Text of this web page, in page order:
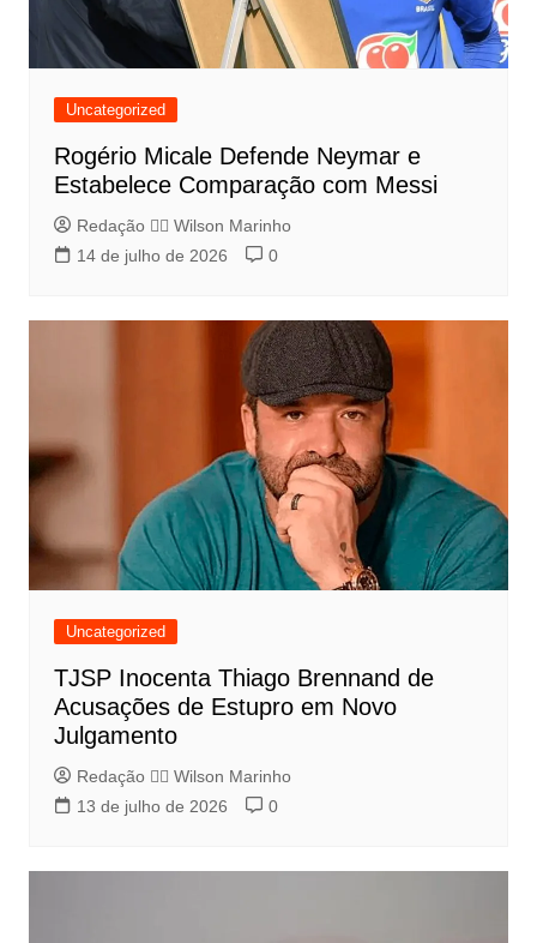
Uncategorized
Rogério Micale Defende Neymar e
Estabelece Comparação com Messi
Redação 👨‍⚖️​ Wilson Marinho
14 de julho de 2026
0
Uncategorized
TJSP Inocenta Thiago Brennand de
Acusações de Estupro em Novo
Julgamento
Redação 👨‍⚖️​ Wilson Marinho
13 de julho de 2026
0